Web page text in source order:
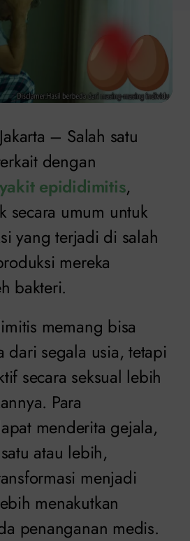
– Salah satu
dengan
epididimitis,
secara umum untuk
yang terjadi di salah
mereka
bakteri.
memang bisa
dari segala usia, tetapi
secara seksual lebih
Para
menderita gejala,
atau lebih,
menjadi
menakutkan
penanganan medis.